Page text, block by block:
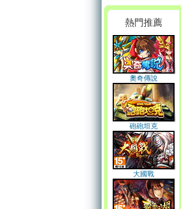
熱門推薦
奧奇傳說
砲砲坦克
大國戰